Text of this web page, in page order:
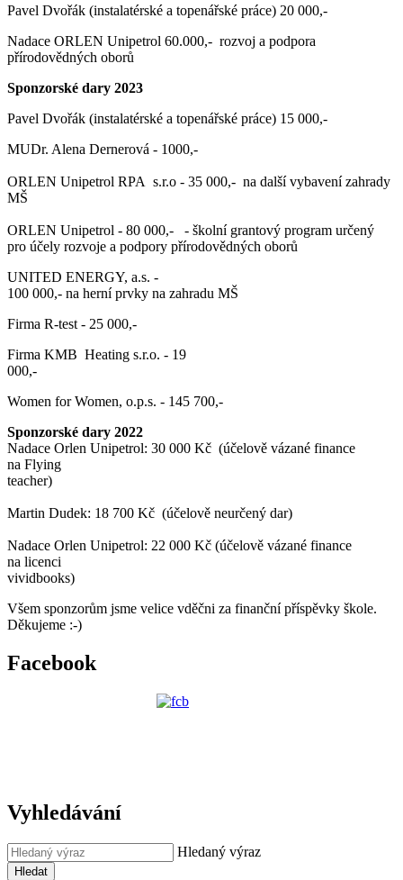
Pavel Dvořák (instalatérské a topenářské práce) 20 000,-
Nadace ORLEN Unipetrol 60.000,- rozvoj a podpora
přírodovědných oborů
Sponzorské dary 2023
Pavel Dvořák (instalatérské a topenářské práce) 15 000,-
MUDr. Alena Dernerová - 1000,-
ORLEN Unipetrol RPA s.r.o - 35 000,- na další vybavení zahrady
MŠ
ORLEN Unipetrol - 80 000,- - školní grantový program určený
pro účely rozvoje a podpory přírodovědných oborů
UNITED ENERGY, a.s. -
100 000,- na herní prvky na zahradu MŠ
Firma R-test - 25 000,-
Firma KMB Heating s.r.o. - 19
000,-
Women for Women, o.p.s. - 145 700,-
Sponzorské dary 2022
Nadace Orlen Unipetrol: 30 000 Kč (účelově vázané finance
na Flying
teacher)
Martin Dudek: 18 700 Kč (účelově neurčený dar)
Nadace Orlen Unipetrol: 22 000 Kč (účelově vázané finance
na licenci
vividbooks)
Všem sponzorům jsme velice vděčni za finanční příspěvky škole.
Děkujeme :-)
Facebook
Vyhledávání
Hledaný výraz
Hledat